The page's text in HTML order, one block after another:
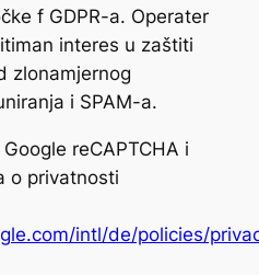
f GDPR-a. Operater
interes u zaštiti
zlonamjernog
i SPAM-a.
reCAPTCHA i
o privatnosti
intl/de/policies/